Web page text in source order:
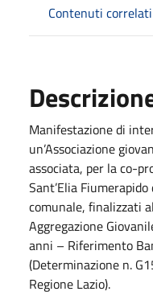
Contenuti correlati
Manifestazione di
un’Associazione
associata, per la co-
Sant’Elia
comunale, finalizzati
Aggregazione
anni – Riferimento
(Determinazione n.
Regione Lazio).